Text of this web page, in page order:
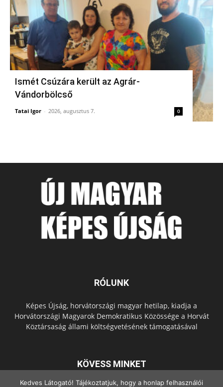
Ismét Csúzára került az Agrár-
Vándorbölcső
Tatai Igor - 2026, augusztus 7. 0
RÓLUNK
Képes Újság, horvátországi magyar hetilap, kiadja a
Horvátországi Magyarok Demokratikus Közössége a Horvát
Köztársaság állami költségvetésének támogatásával
KÖVESS MINKET
Kedves Látogató! Tájékoztatjuk, hogy a honlap felhasználói